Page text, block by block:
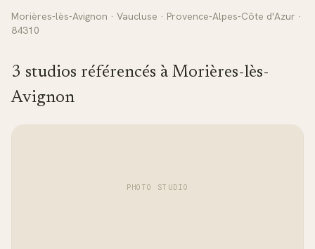
Morières-lès-Avignon · Vaucluse · Provence-Alpes-Côte d'Azur ·
84310
3 studios référencés à Morières-lès-
Avignon
PHOTO STUDIO